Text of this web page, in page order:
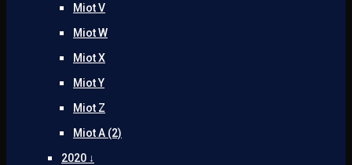
Miot V
Miot W
Miot X
Miot Y
Miot Z
Miot A (2)
2020 ↓